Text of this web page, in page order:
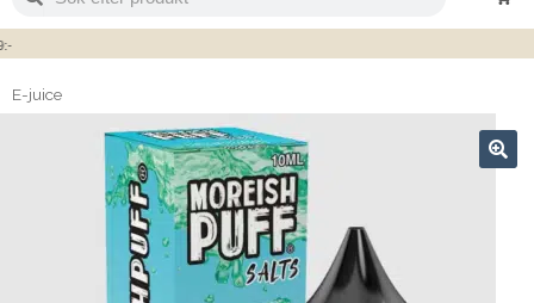
E-juice